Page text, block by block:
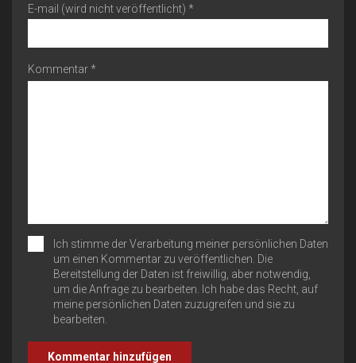
E-mail (wird nicht veröffentlicht) *
Kommentar *
Ich stimme der Verarbeitung meiner persönlichen Daten
um einen Kommentar zu veröffentlichen. Die
Bereitstellung der Daten ist freiwillig, aber notwendig,
um die Anfrage zu bearbeiten. Ich habe das Recht, auf
meine persönlichen Daten zuzugreifen und sie zu
bearbeiten.